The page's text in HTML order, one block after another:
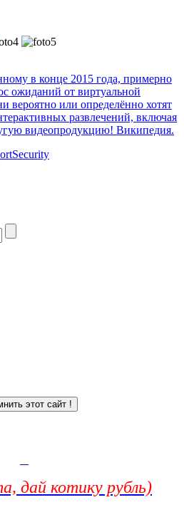
в конце 2015 года, примерно
ожиданий от виртуальной
вероятно или определённо хотят
развлечений, включая
видеопродукцию! Википедия.
Security
дай котику рубль)